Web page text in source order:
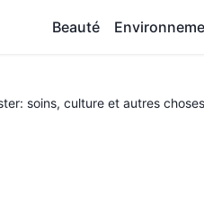
Beauté
soins, culture et autres